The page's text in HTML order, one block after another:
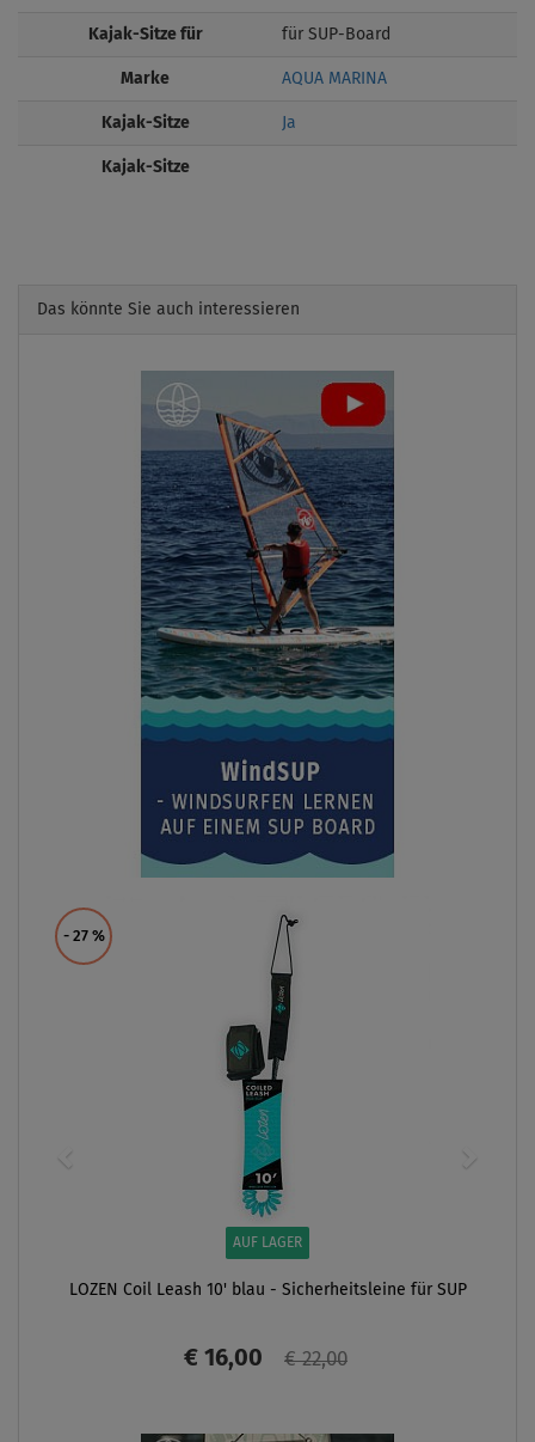
Kajak-Sitze für für SUP-Board
Marke AQUA MARINA
Kajak-Sitze Ja
Kajak-Sitze
Das könnte Sie auch interessieren
- 27 %
AUF LAGER
LOZEN Coil Leash 10' blau - Sicherheitsleine für SUP
€ 16,00 € 22,00